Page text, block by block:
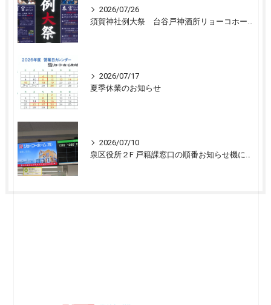
2026/07/26
2026/07/17
夏季休業のお知らせ
2026/07/10